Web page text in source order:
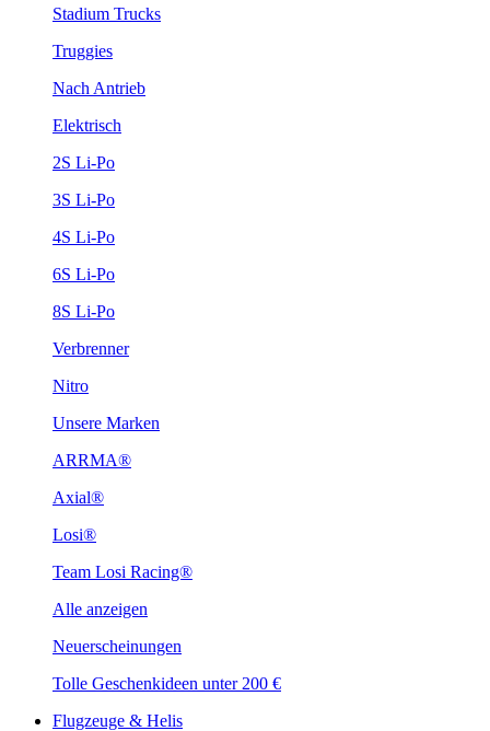
Stadium Trucks
Truggies
Nach Antrieb
Elektrisch
2S Li-Po
3S Li-Po
4S Li-Po
6S Li-Po
8S Li-Po
Verbrenner
Nitro
Unsere Marken
ARRMA®
Axial®
Losi®
Team Losi Racing®
Alle anzeigen
Neuerscheinungen
Tolle Geschenkideen unter 200 €
Flugzeuge & Helis